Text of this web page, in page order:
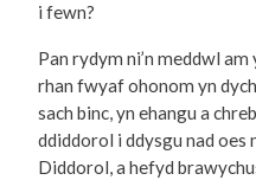
i fewn?
Pan rydym ni’n meddwl
rhan fwyaf ohonom yn
sach binc, yn ehangu a
ddiddorol i ddysgu nad
Diddorol, a hefyd